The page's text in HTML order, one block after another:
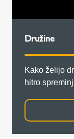
Družine
Kako želijo
hitro